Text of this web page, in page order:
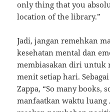
only thing that you
location of the library.”
Jadi, jangan remehkan
kesehatan mental dan
membiasakan diri untuk
menit setiap hari.
Zappa, “So many books,
manfaatkan waktu luang